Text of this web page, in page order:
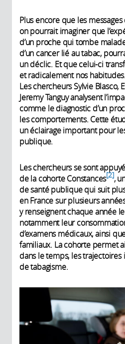
Plus encore que les
on pourrait imaginer que
d’un proche qui tombe
d’un cancer lié au tabac,
un déclic. Et que celui-ci
et radicalement nos
Les chercheurs Sylvie Blasco,
Jeremy Tanguy analysent
comme le diagnostic d’un
les comportements. Cette
un éclairage important pour
publique.
Les chercheurs se sont
de la cohorte Constances 2 ,
de santé publique qui suit
en France sur plusieurs
y renseignent chaque année
notamment leur
d’examens médicaux, ainsi
familiaux. La cohorte permet
dans le temps, les
de tabagisme.